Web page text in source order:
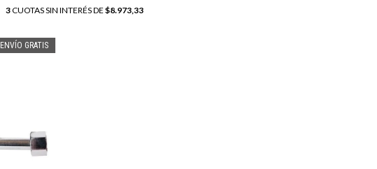
3CUOTAS SIN INTERÉS DE $8.973,33
ENVÍO GRATIS